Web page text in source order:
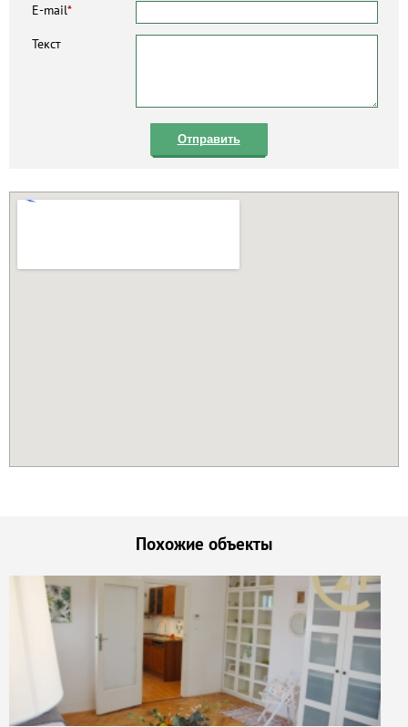
E-mail*
Текст
Отправить
Похожие объекты